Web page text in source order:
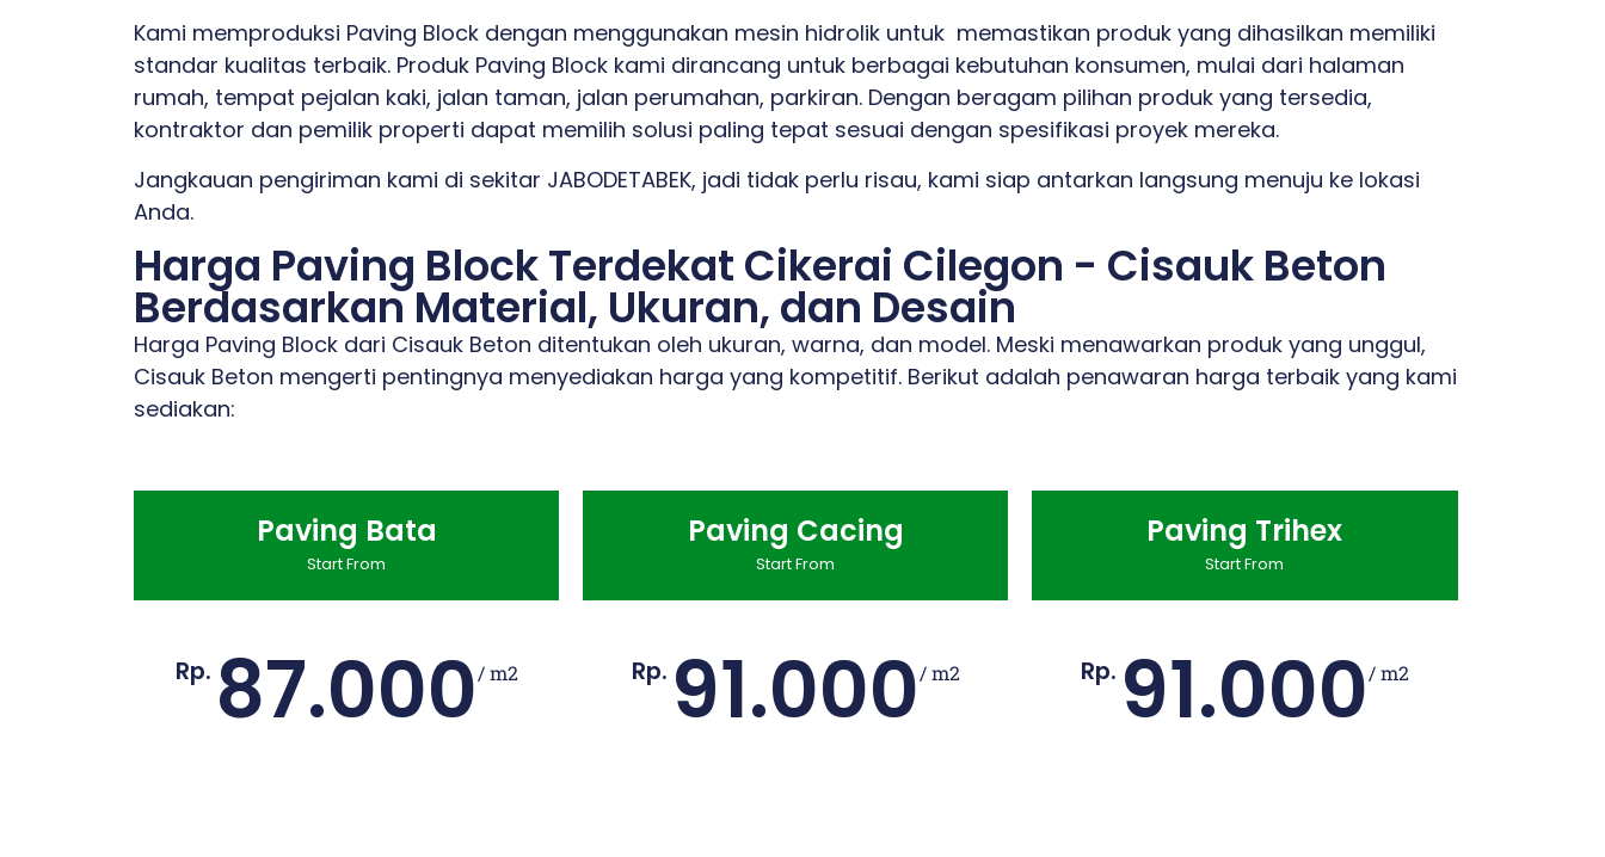
Kami memproduksi Paving Block dengan menggunakan mesin hidrolik untuk memastikan produk yang dihasilkan memiliki
standar kualitas terbaik. Produk Paving Block kami dirancang untuk berbagai kebutuhan konsumen, mulai dari halaman
rumah, tempat pejalan kaki, jalan taman, jalan perumahan, parkiran. Dengan beragam pilihan produk yang tersedia,
kontraktor dan pemilik properti dapat memilih solusi paling tepat sesuai dengan spesifikasi proyek mereka.
Jangkauan pengiriman kami di sekitar JABODETABEK, jadi tidak perlu risau, kami siap antarkan langsung menuju ke lokasi
Anda.
Harga Paving Block Terdekat Cikerai Cilegon - Cisauk Beton
Berdasarkan Material, Ukuran, dan Desain
Harga Paving Block dari Cisauk Beton ditentukan oleh ukuran, warna, dan model. Meski menawarkan produk yang unggul,
Cisauk Beton mengerti pentingnya menyediakan harga yang kompetitif. Berikut adalah penawaran harga terbaik yang kami
sediakan:
Paving Bata
Start From
Rp. 87.000/ m2
Paving Cacing
Start From
Rp. 91.000/ m2
Paving Trihex
Start From
Rp. 91.000/ m2